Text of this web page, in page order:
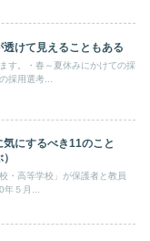
けて見えることもある
す。・春～夏休みにかけての採
採用選考...
にするべき11のこと
・高等学校」が保護者と教員
年５月...